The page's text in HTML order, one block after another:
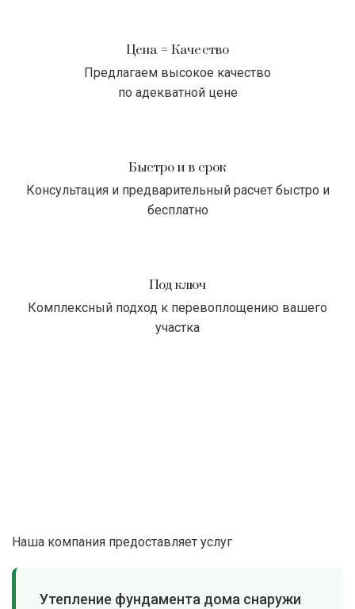
Цена = Качество
Предлагаем высокое качество
по адекватной цене
Быстро и в срок
Консультация и предварительный расчет быстро и
бесплатно
Под ключ
Комплексный подход к перевоплощению вашего
участка
Наша компания предоставляет услуг
Утепление фундамента дома снаружи